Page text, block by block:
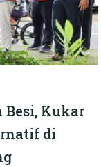
Besi, Kukar
di